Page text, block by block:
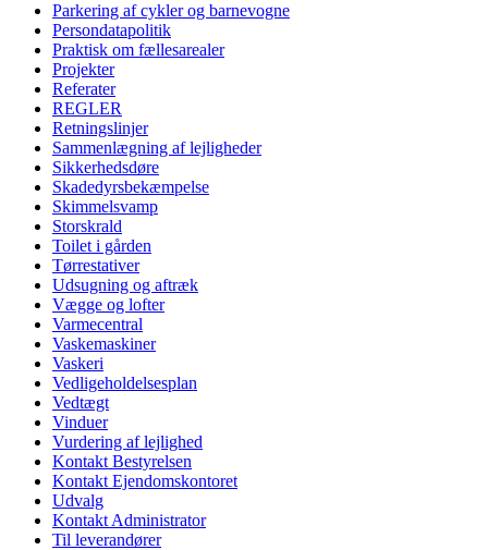
Parkering af cykler og barnevogne
Persondatapolitik
Praktisk om fællesarealer
Projekter
Referater
REGLER
Retningslinjer
Sammenlægning af lejligheder
Sikkerhedsdøre
Skadedyrsbekæmpelse
Skimmelsvamp
Storskrald
Toilet i gården
Tørrestativer
Udsugning og aftræk
Vægge og lofter
Varmecentral
Vaskemaskiner
Vaskeri
Vedligeholdelsesplan
Vedtægt
Vinduer
Vurdering af lejlighed
Kontakt Bestyrelsen
Kontakt Ejendomskontoret
Udvalg
Kontakt Administrator
Til leverandører